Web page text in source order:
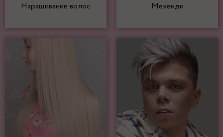
Наращивание волос Мехенди